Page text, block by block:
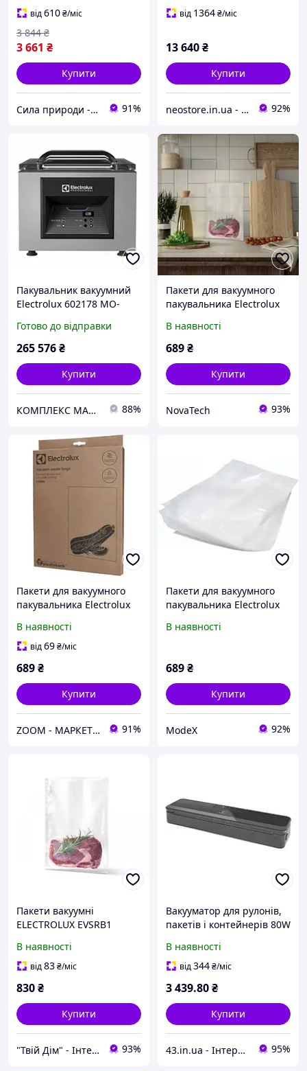
+10 пакетів, пластик,
чорний Офіційний
від610₴/міс
3 661 ₴
3 844 ₴
Купити
Сила природи - Здорова Родина 91%
від 1364₴/міс
13 640₴
Купити
neostore.in.ua - інтернет магазин 92%
Пакувальник вакуумний
Electrolux 602178 MO-
Готово до відправки
265 576₴
Купити
КОМПЛЕКС МАРКЕТ 88%
Пакети для вакуумного
пакувальника Electrolux
В наявності
689₴
Купити
NovaTech 93%
Пакети для вакуумного
пакувальника Electrolux
В наявності
від69₴/міс
689₴
Купити
ZOOM - МАРКЕТ ЦИФРОВОЇ ТЕХНІКИ 91%
Пакети для вакуумного
пакувальника Electrolux
В наявності
689₴
Купити
ModeX 92%
Пакети вакуумні
ELECTROLUX EVSRB1
В наявності
від83₴/міс
830₴
Купити
"Твій Дім" - Інтернет-гіпермаркет 93%
Вакууматор для рулонів,
пакетів і контейнерів 80W
керування +10 пакетів
пластик чорний E4VS1-
В наявності
від344₴/міс
3 439.80₴
Купити
43.in.ua - Інтернет-магазин з широким асортиментом різних товарів для Вашого життя та комфорту 95%